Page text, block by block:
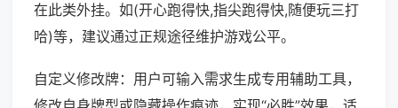
在此类外挂。如(开心跑得快,指尖跑得快,随便玩三打
哈)等，建议通过正规途径维护游戏公平。
自定义修改牌：用户可输入需求生成专用辅助工具，